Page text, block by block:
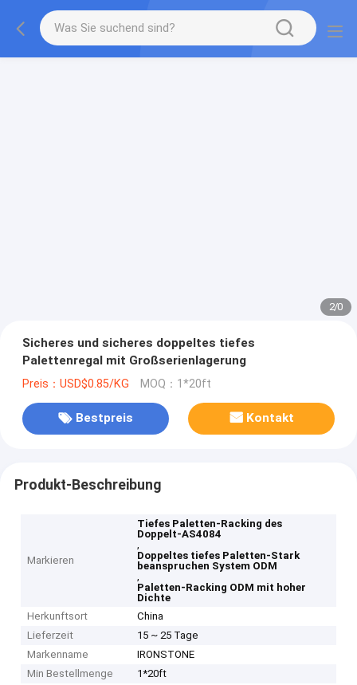
2/0
Sicheres und sicheres doppeltes tiefes
Palettenregal mit Großserienlagerung
Preis：USD$0.85/KG MOQ：1*20ft
Bestpreis Kontakt
Produkt-Beschreibung
Markieren
Tiefes Paletten-Racking des
Doppelt-AS4084
,
Doppeltes tiefes Paletten-Stark
beanspruchen System ODM
,
Paletten-Racking ODM mit hoher
Dichte
Herkunftsort
China
Lieferzeit
15 ~ 25 Tage
Markenname
IRONSTONE
Min Bestellmenge
1*20ft